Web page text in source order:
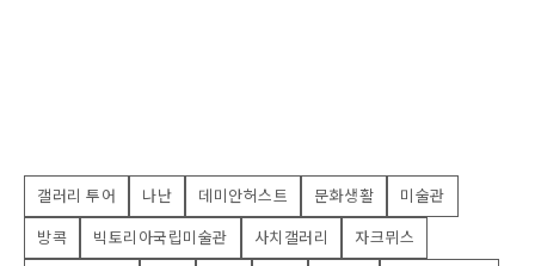
갤러리 투어 나난 데미안허스트 문화생활
미술관
방콕
빅토리아국립미술관 사치갤러리
자크뮈스